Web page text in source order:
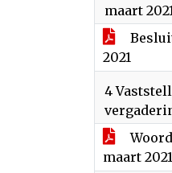
maart
2021
4
maart 2021